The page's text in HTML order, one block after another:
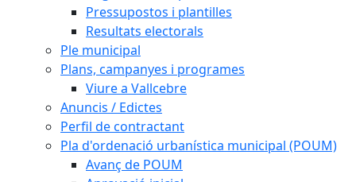
Pressupostos i plantilles
Resultats electorals
Ple municipal
Plans, campanyes i programes
Viure a Vallcebre
Anuncis / Edictes
Perfil de contractant
Pla d'ordenació urbanística municipal (POUM)
Avanç de POUM